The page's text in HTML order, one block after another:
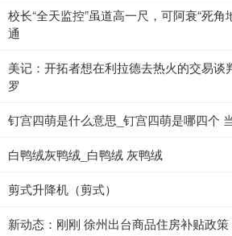
校长“全天监控”虽道高一尺，可阿衰“死角
通
美记：开拓者想在利拉德去热火的交易谈
罗
钉宫四萌是什么意思_钉宫四萌是哪四个
白鸭绒灰鸭绒_白鸭绒 灰鸭绒
剪式升降机（剪式）
新动态：刚刚 徐州出台商品住房补贴政策